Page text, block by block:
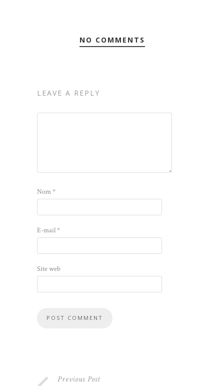
NO COMMENTS
LEAVE A REPLY
Nom*
E-mail*
Site web
Previous Post